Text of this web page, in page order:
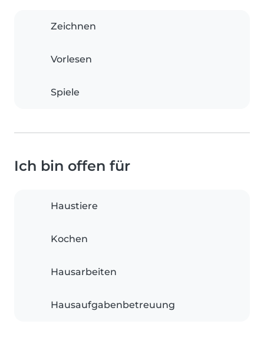
Zeichnen
Vorlesen
Spiele
Ich bin offen für
Haustiere
Kochen
Hausarbeiten
Hausaufgabenbetreuung